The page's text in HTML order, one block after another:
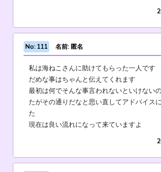
No: 111 名前: 匿名
私は海ねこさんに助けてもらった一人です
だめな事はちゃんと伝えてくれます
最初は何でそんな事言われないといけない
たがその通りだなと思い直してアドバイス
た
現在は良い流れになって来ていますよ